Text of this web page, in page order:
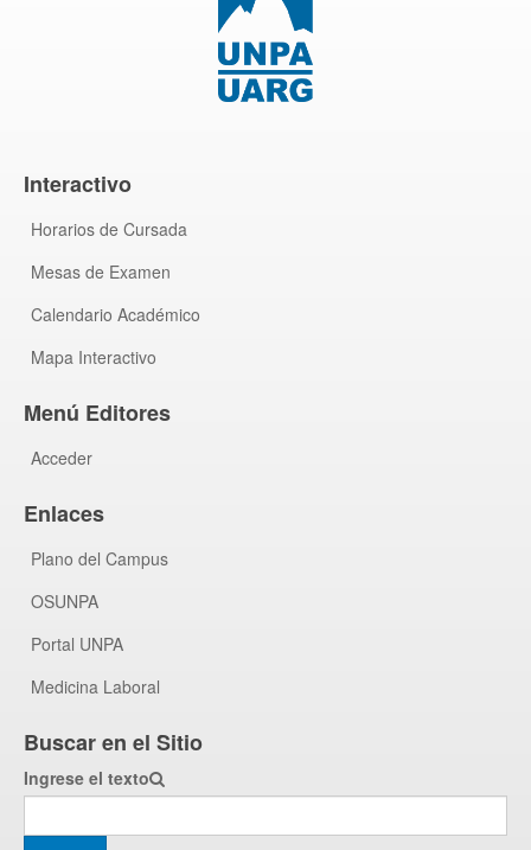
Interactivo
Horarios de Cursada
Mesas de Examen
Calendario Académico
Mapa Interactivo
Menú Editores
Acceder
Enlaces
Plano del Campus
OSUNPA
Portal UNPA
Medicina Laboral
Buscar en el Sitio
Ingrese el texto